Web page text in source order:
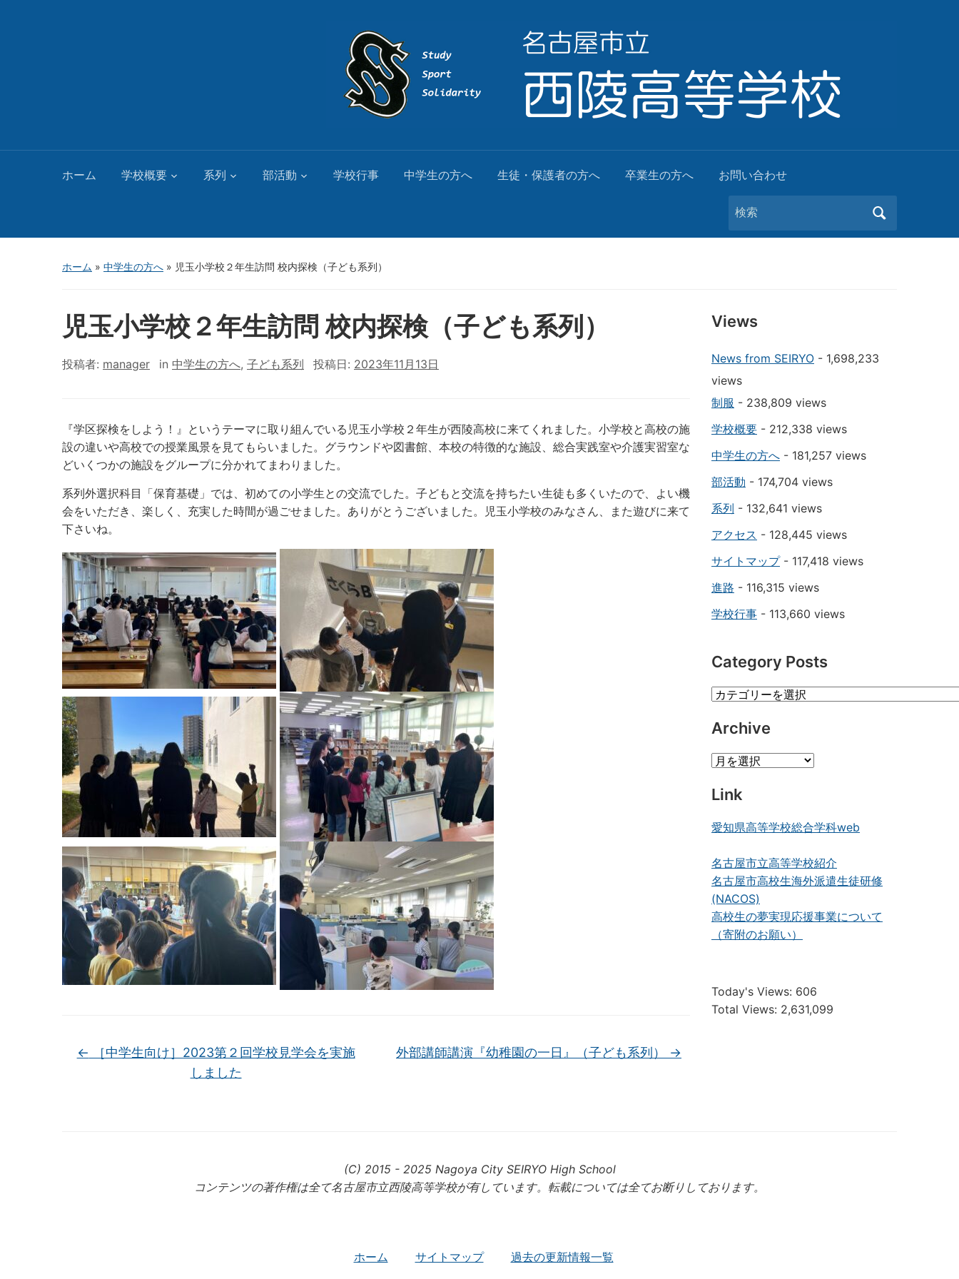
ホーム 学校概要 系列 部活動 学校行事 中学生の方へ 生徒・保護者の方へ 卒業生の方へ お問い合わせ
Search
for:
ホーム » 中学生の方へ » 児玉小学校２年生訪問 校内探検（子ども系列）
児玉小学校２年生訪問 校内探検（子ども系列）
投稿者: manager in 中学生の方へ, 子ども系列 投稿日: 2023年11月13日
『学区探検をしよう！』というテーマに取り組んでいる児玉小学校２年生が西陵高校に来てくれました。小学校と高校の施
設の違いや高校での授業風景を見てもらいました。グラウンドや図書館、本校の特徴的な施設、総合実践室や介護実習室な
どいくつかの施設をグループに分かれてまわりました。
系列外選択科目「保育基礎」では、初めての小学生との交流でした。子どもと交流を持ちたい生徒も多くいたので、よい機
会をいただき、楽しく、充実した時間が過ごせました。ありがとうございました。児玉小学校のみなさん、また遊びに来て
下さいね。
← ［中学生向け］2023第２回学校見学会を実施
しました
外部講師講演『幼稚園の一日』（子ども系列） →
Views
News from SEIRYO - 1,698,233
views
制服 - 238,809 views
学校概要 - 212,338 views
中学生の方へ - 181,257 views
部活動 - 174,704 views
系列 - 132,641 views
アクセス - 128,445 views
サイトマップ- 117,418 views
進路 - 116,315 views
学校行事 - 113,660 views
Category Posts
Category
Archive
Archive
Link
愛知県高等学校総合学科web
名古屋市立高等学校紹介
名古屋市高校生海外派遣生徒研修
(NACOS)
高校生の夢実現応援事業について
（寄附のお願い）
Today's Views: 606
Total Views: 2,631,099
(C) 2015 - 2025 Nagoya City SEIRYO High School
コンテンツの著作権は全て名古屋市立西陵高等学校が有しています。転載については全てお断りしております。
ホーム サイトマップ 過去の更新情報一覧